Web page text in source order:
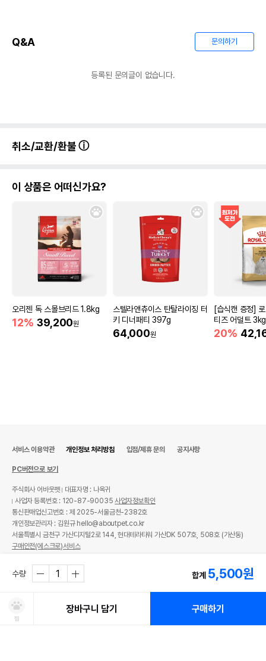
Q&A 문의하기
등록된 문의글이 없습니다.
취소/교환/환불
이 상품은 어떠신가요?
오리젠 독 스몰브리드 1.8kg
12% 39,200원
스텔라앤츄이스 탄탈라이징 터
키 디너패티 397g
64,000원
[습식캔 증정]
티즈 어덜트
20%
수량 합계 5,500원
찜
장바구니 담기 구매하기
서비스 이용약관 개인정보 처리방침 입점/제휴 문의 공지사항
PC버전으로 보기
주식회사 어바웃펫
대표자명 : 나옥귀
사업자 등록번호 : 120-87-90035사업자정보확인
통신판매업신고번호 : 제 2025-서울금천-2382호
개인정보관리자 : 김원규 hello@aboutpet.co.kr
서울특별시 금천구 가산디지털2로 144, 현대테라타워 가산DK 507호, 508호 (가산동)
구매안전(에스크로)서비스